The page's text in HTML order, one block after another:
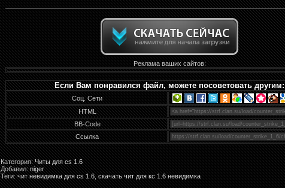
Реклама ваших сайтов:
Если Вам понравился файл, можете посоветовать другим:
Соц. Сети
HTML
BB-Code
Ссылка
Категория:Читы для cs 1.6
Добавил:niger
Теги:чит невидимка для cs 1.6,скачать чит для кс 1.6 невидимка